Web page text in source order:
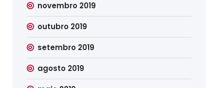
novembro 2019
outubro 2019
setembro 2019
agosto 2019